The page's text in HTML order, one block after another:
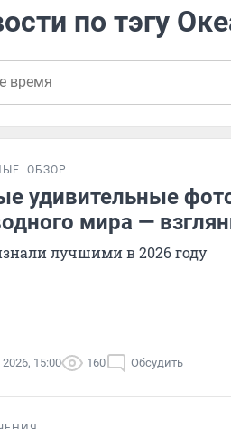
по тэгу
ОБЗОР
удивительные
мира —
лучшими в 2026 году
15:00 160 Обсудить